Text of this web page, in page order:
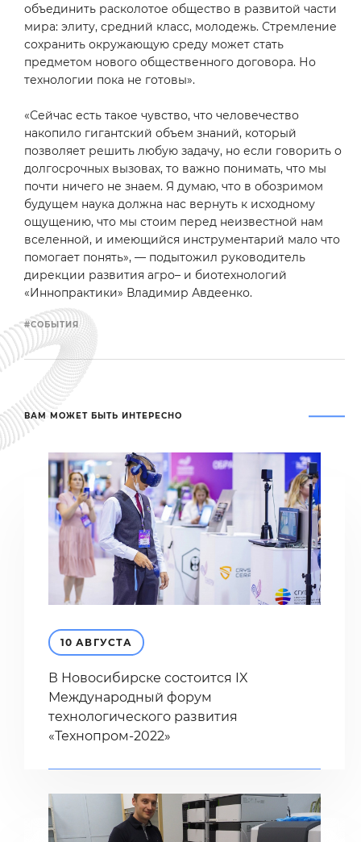
объединить расколотое общество в развитой части
мира: элиту, средний класс, молодежь. Стремление
сохранить окружающую среду может стать
предметом нового общественного договора. Но
технологии пока не готовы».
«Сейчас есть такое чувство, что человечество
накопило гигантский объем знаний, который
позволяет решить любую задачу, но если говорить о
долгосрочных вызовах, то важно понимать, что мы
почти ничего не знаем. Я думаю, что в обозримом
будущем наука должна нас вернуть к исходному
ощущению, что мы стоим перед неизвестной нам
вселенной, и имеющийся инструментарий мало что
помогает понять», — подытожил руководитель
дирекции развития агро– и биотехнологий
«Иннопрактики» Владимир Авдеенко.
#СОБЫТИЯ
ВАМ МОЖЕТ БЫТЬ ИНТЕРЕСНО
10 АВГУСТА
В Новосибирске состоится IX
Международный форум
технологического развития
«Технопром-2022»